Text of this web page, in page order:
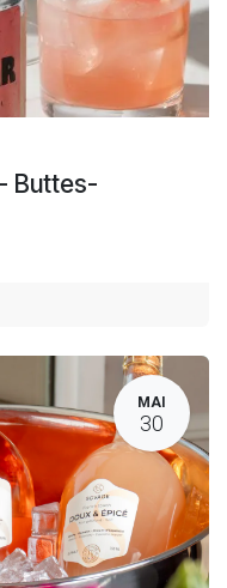
Buttes-
MAI
30